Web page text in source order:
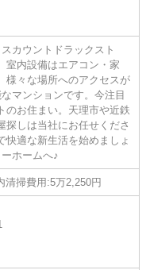
カウントドラックスト
内設備はエアコン・家
様々な場所へのアクセスが
マンションです。今注目
のお住まい。天理市や近鉄
探しは当社にお任せくださ
快適な新生活を始めましょ
ホームへ♪
掃費用:5万2,250円